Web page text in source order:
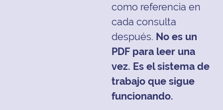
como referencia en
cada consulta
después. No es un
PDF para leer una
vez. Es el sistema de
trabajo que sigue
funcionando.